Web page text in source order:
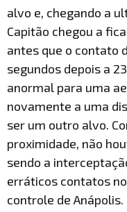
alvo e, chegando a
Capitão chegou a
antes que o contato
segundos depois a
anormal para uma
novamente a uma
ser um outro alvo.
proximidade, não
sendo a
erráticos contatos
controle de Anápolis.